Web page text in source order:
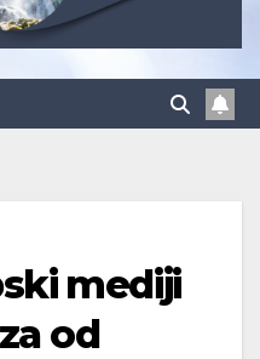
mediji
od